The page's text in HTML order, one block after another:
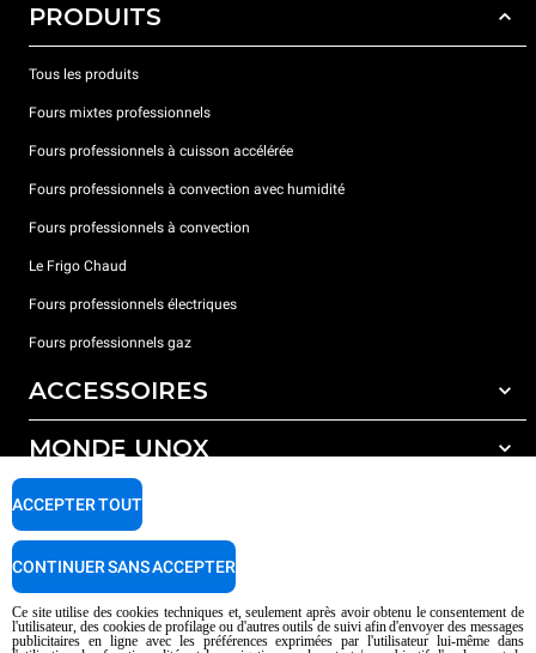
PRODUITS
Tous les produits
Fours mixtes professionnels
Fours professionnels à cuisson accélérée
Fours professionnels à convection avec humidité
Fours professionnels à convection
Le Frigo Chaud
Fours professionnels électriques
Fours professionnels gaz
ACCESSOIRES
Tous les accessoires
Détergents pour lavage automatique
Détergents pour lavage manuel
Traitement de l'eau avec filtres à résine
MONDE UNOX
Nos bureaux dans le monde
SUPPORT
Garantie Unox
Trouver les Centres SAV
Ce site utilise des cookies techniques et, seulement après avoir obtenu le consentement de
l'utilisateur, des cookies de profilage ou d'autres outils de suivi afin d'envoyer des messages
publicitaires en ligne avec les préférences exprimées par l'utilisateur lui-même dans
ACCEPTER TOUT
CONTINUER SANS ACCEPTER